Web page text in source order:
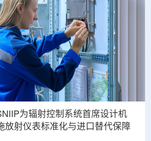
为辐射控制系统首席设计机
放射仪表标准化与进口替代保障